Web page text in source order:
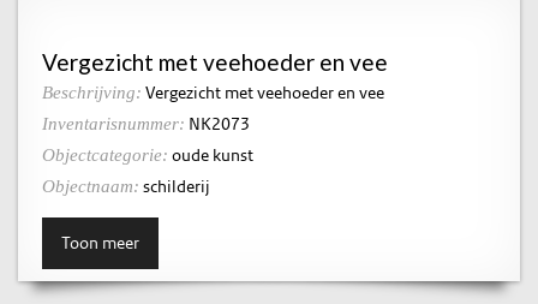
Vergezicht met veehoeder en vee
Beschrijving: Vergezicht met veehoeder en vee
Inventarisnummer: NK2073
Objectcategorie: oude kunst
Objectnaam: schilderij
Toon meer